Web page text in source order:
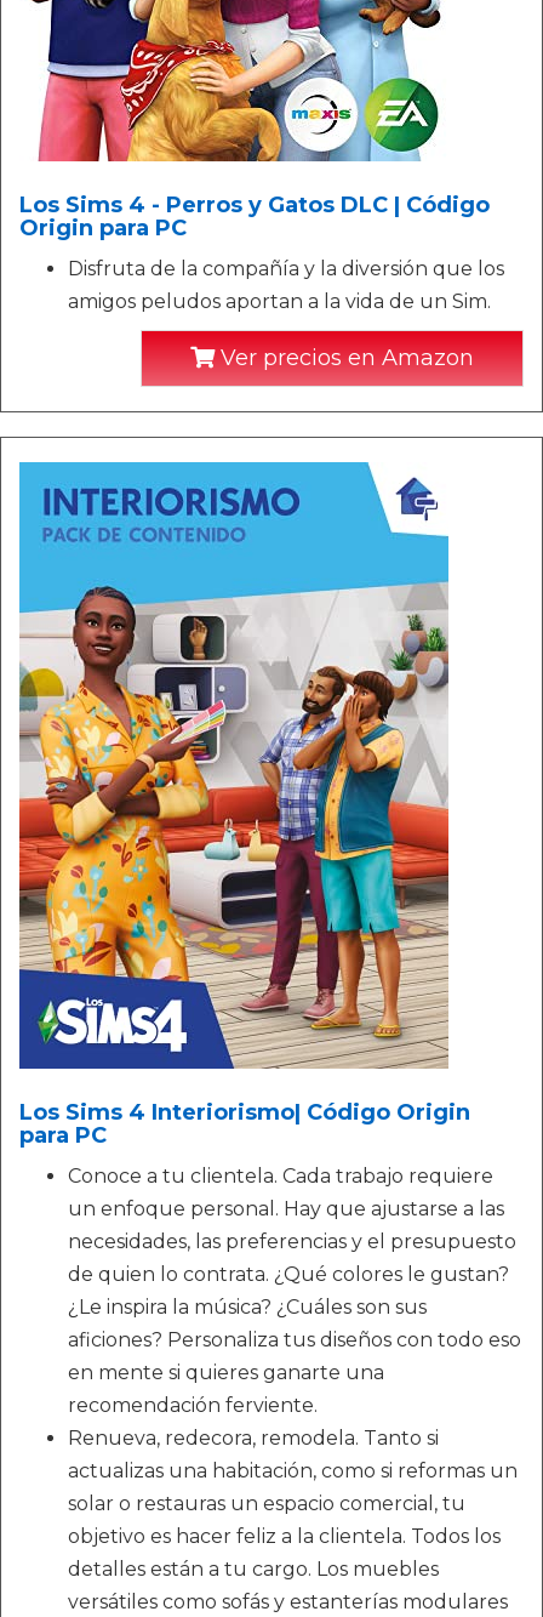
Los Sims 4 - Perros y Gatos DLC | Código
Origin para PC
Disfruta de la compañía y la diversión que los
amigos peludos aportan a la vida de un Sim.
Ver precios en Amazon
Los Sims 4 Interiorismo| Código Origin
para PC
Conoce a tu clientela. Cada trabajo requiere
un enfoque personal. Hay que ajustarse a las
necesidades, las preferencias y el presupuesto
de quien lo contrata. ¿Qué colores le gustan?
¿Le inspira la música? ¿Cuáles son sus
aficiones? Personaliza tus diseños con todo eso
en mente si quieres ganarte una
recomendación ferviente.
Renueva, redecora, remodela. Tanto si
actualizas una habitación, como si reformas un
solar o restauras un espacio comercial, tu
objetivo es hacer feliz a la clientela. Todos los
detalles están a tu cargo. Los muebles
versátiles como sofás y estanterías modulares